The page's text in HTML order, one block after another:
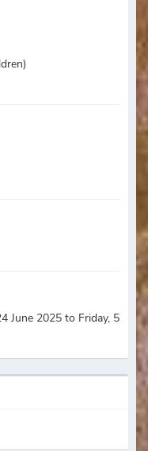
June 2025 to Friday, 5